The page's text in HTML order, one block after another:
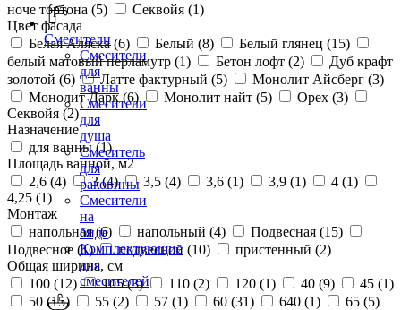
Смесители
Смесители
для
ванны
Смесители
для
душа
Смеситель
для
раковины
Смесители
на
биде
Комплектующие
для
смесителей
ноче тортона (5) Секвойя (1)
Цвет фасада
Белая Аляска (6) Белый (8) Белый глянец (15)
белый матовый перламутр (1) Бетон лофт (2)
Дуб крафт
золотой (6) Латте фактурный (5) Монолит Айсберг (3)
Монолит Дарк (6) Монолит найт (5) Орех (3)
Секвойя (2)
Назначение
для ванны (1)
Площадь ванной, м2
2,6 (4) 3 (4) 3,5 (4) 3,6 (1) 3,9 (1) 4 (1)
4,25 (1)
Монтаж
напольная (6) напольный (4) Подвесная (15)
Подвесное (1) подвесной (10) пристенный (2)
Общая ширина, см
100 (12) 105 (3) 110 (2) 120 (1) 40 (9) 45 (1)
50 (15) 55 (2) 57 (1) 60 (31) 640 (1) 65 (5)